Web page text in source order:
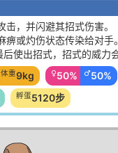
击，并闪避其招式伤害。
痹或灼伤状态传染给对手。
使出招式，招式的威力会
体重9kg ♀50% ♂50%
孵蛋5120步